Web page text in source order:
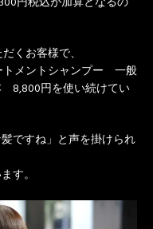
くお客様で、
トメントシャンプー 一般
8,800円を使い続けてい
ですね」と声を掛けられ
す。